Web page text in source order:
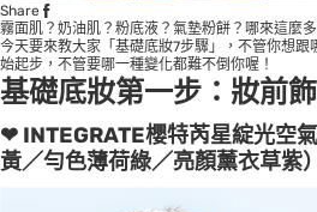
Share
霧面肌？奶油肌？粉底液？氣墊粉餅？哪來這麼
今天要來教大家「基礎底妝7步驟」，不管你想跟
始起步，不管要哪一種變化都難不倒你喔！
基礎底妝第一步：妝前
❤ INTEGRATE櫻特芮星綻光空
黃／勻色薄荷綠／亮顏薰衣草紫）